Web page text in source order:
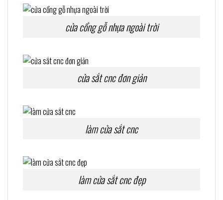
cửa cổng gỗ nhựa ngoài trời
cửa sắt cnc đơn giản
làm cửa sắt cnc
làm cửa sắt cnc đẹp